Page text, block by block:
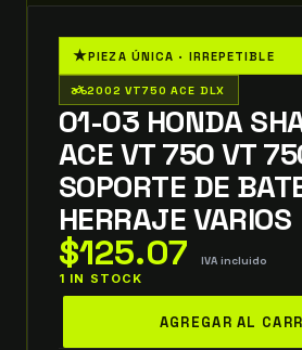
★PIEZA ÚNICA · IRREPETIBLE
two_wheeler2002 VT750 ACE DLX
01-03 HONDA
ACE VT 750 VT
SOPORTE DE
HERRAJE VARIOS
$125.07 IVA incluido
1 IN STOCK
AGREGAR AL